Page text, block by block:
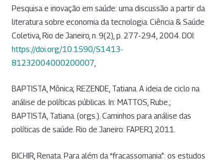
Pesquisa e inovação em saúde: uma discussão a partir da
literatura sobre economia da tecnologia. Ciência & Saúde
Coletiva, Rio de Janeiro, n. 9(2), p. 277-294, 2004. DOI:
https://doi.org/10.1590/S1413-
81232004000200007
BAPTISTA, Mônica; REZENDE, Tatiana. A ideia de ciclo na
análise de políticas públicas. In: MATTOS, Rube.;
BAPTISTA, Tatiana. (orgs.). Caminhos para análise das
políticas de saúde. Rio de Janeiro: FAPERJ, 2011.
BICHIR, Renata. Para além da “fracassomania”: os estudos